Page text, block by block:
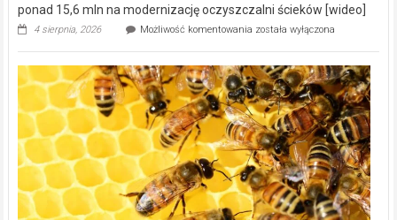
ponad 15,6 mln na modernizację oczyszczalni ścieków [wideo]
4 sierpnia, 2026 Możliwość komentowania Ekologiczne
Wręczyca
Wielka
z
dofinansowaniem
ponad
15,6
mln
na
modernizację
oczyszczalni
ścieków
została wyłączona